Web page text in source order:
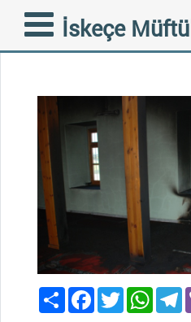
İskeçe
KINAMA -
PaylaşFacebook
Twitter